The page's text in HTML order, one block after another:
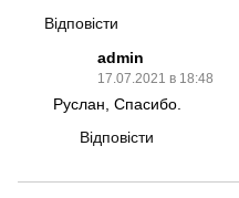
Відповісти
admin
17.07.2021 в 18:48
Руслан, Спасибо.
Відповісти